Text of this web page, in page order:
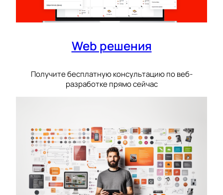
Web решения
Получите бесплатную консультацию по веб-
разработке прямо сейчас